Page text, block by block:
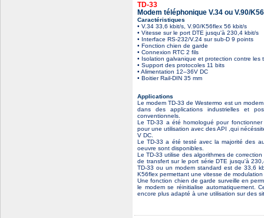
TD-33
Modem téléphonique V.34 ou V.90/
Caractéristiques
• V.34 33,6 kbit/s, V.90/K56flex 56 kbit/s
• Vitesse sur le port DTE jusqu'à 230,4 kbit/s
• Interface RS-232/V.24 sur sub-D 9 points
• Fonction chien de garde
• Connexion RTC 2 fils
• Isolation galvanique et protection contre les
• Support des protocoles 11 bits
• Alimentation 12–36V DC
• Boitier Rail-DIN 35 mm
Applications
Le modem TD-33 de Westermo est un
dans des applications industrielles et
conventionnels.
Le TD-33 a été homologué pour
pour une utilisation avec des API ,qui
V DC.
Le TD-33 a été testé avec la majorité des
oeuvre sont disponibles.
Le TD-33 utilise des algorithmes de
de transfert sur le port série DTE jusqu'à
TD-33 ou un modem standard est de 33,6
K56flex permettant une vitesse de
Une fonction chien de garde surveille en
le modem se réinitialise automatiquement.
encore plus adapté à une utilisation sur des